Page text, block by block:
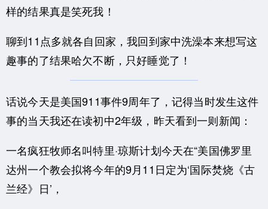
样的结果真是笑死我！
聊到11点多就各自回家，我回到家中洗澡本来想写这
趣事的了结果哈欠不断，只好睡觉了！
话说今天是美国911事件9周年了，记得当时发生这件
事的当天我还在读初中2年级，昨天看到一则新闻：
一名疯狂牧师名叫特里·琼斯计划今天在“美国佛罗里
达州一个教会拟将今年的9月11日定为‘国际焚烧《古
兰经》日’，